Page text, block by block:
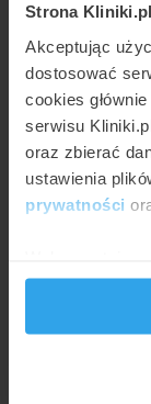
Strona
Akceptując
dostosować
cookies
serwisu
oraz zbierać
ustawienia
prywatności
i reklam, aby
analizować
korzystasz z
mapę